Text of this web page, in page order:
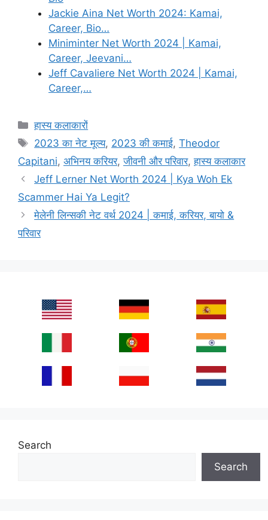
Jackie Aina Net Worth 2024: Kamai,
Career, Bio…
Miniminter Net Worth 2024 | Kamai,
Career, Jeevani…
Jeff Cavaliere Net Worth 2024 | Kamai,
Career,…
Categories
हास्य कलाकारों
Tags
2023 का नेट मूल्य, 2023 की कमाई,Theodor
Capitani, अभिनय करियर,जीवनी और परिवार,हास्य कलाकार
Jeff Lerner Net Worth 2024 | Kya Woh Ek
Scammer Hai Ya Legit?
मेलेनी लिन्सकी नेट वर्थ 2024 | कमाई, करियर, बायो &
परिवार
Search
Search